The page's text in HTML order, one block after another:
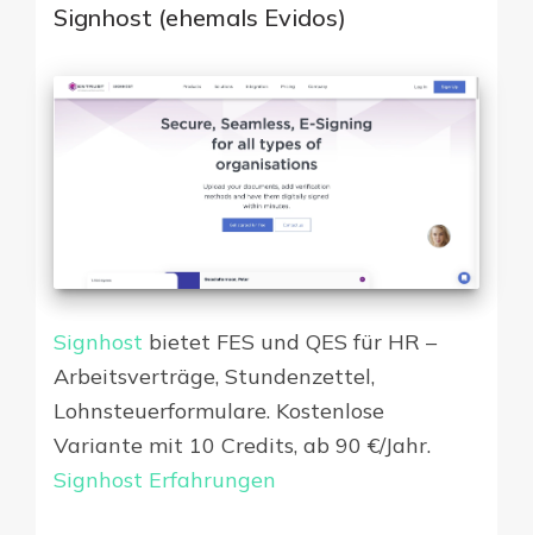
Signhost (ehemals Evidos)
Signhost bietet FES und QES für HR –
Arbeitsverträge, Stundenzettel,
Lohnsteuerformulare. Kostenlose
Variante mit 10 Credits, ab 90 €/Jahr.
Signhost Erfahrungen